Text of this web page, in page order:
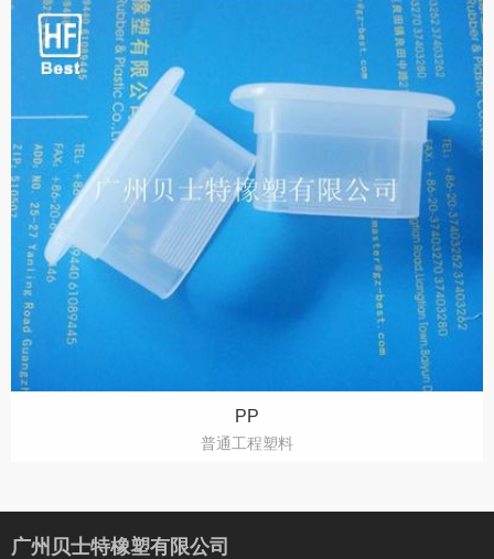
PP
普通工程塑料
广州贝士特橡塑有限公司